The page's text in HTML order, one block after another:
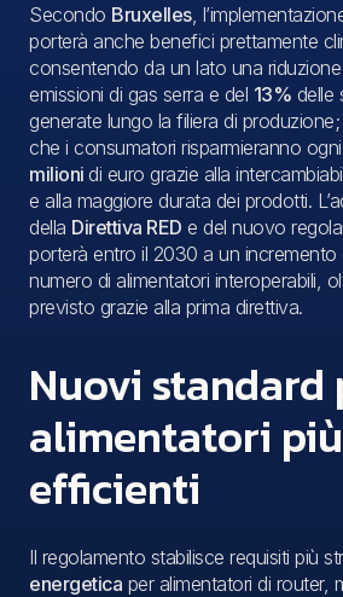
Secondo Bruxelles,
porterà anche benefici prettamente
consentendo da un lato una
emissioni di gas serra e del 13% delle
generate lungo la filiera di produzione;
che i consumatori risparmieranno
milioni di euro grazie alla
e alla maggiore durata dei prodotti.
della Direttiva RED e del nuovo
porterà entro il 2030 a un incremento
numero di alimentatori interoperabili,
previsto grazie alla prima direttiva.
Nuovi standard
alimentatori più
efficienti
Il regolamento stabilisce requisiti più
energetica per alimentatori di router,